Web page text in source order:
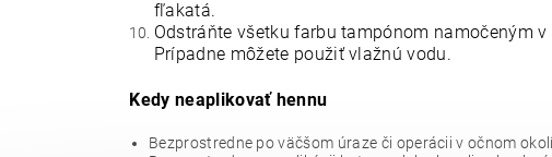
fľakatá.
Odstráňte všetku farbu tampónom namočeným
Prípadne môžete použiť vlažnú vodu.
Kedy neaplikovať hennu
Bezprostredne po väčšom úraze či operácii v očnom okolí.